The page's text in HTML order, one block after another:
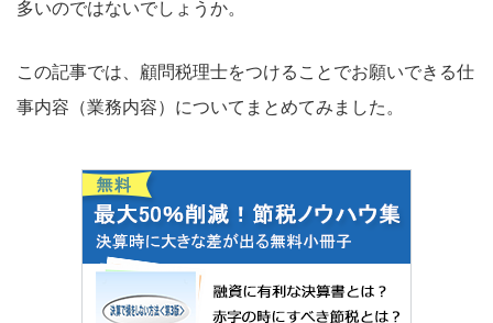
多いのではないでしょうか。
この記事では、顧問税理士をつけることでお願いできる仕
事内容（業務内容）についてまとめてみました。